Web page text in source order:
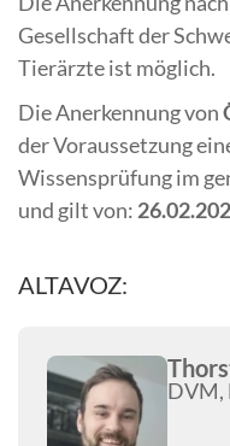
Gesellschaft der
Tierärzte ist möglich.
Die Anerkennung von
der Voraussetzung
Wissensprüfung im
und gilt von:
ALTAVOZ:
DVM,